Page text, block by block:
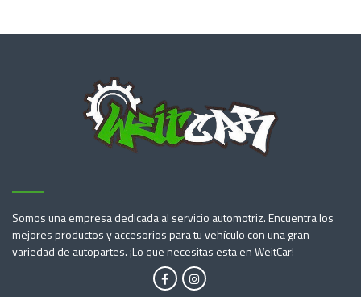
Somos una empresa dedicada al servicio automotriz. Encuentra los
mejores productos y accesorios para tu vehículo con una gran
variedad de autopartes. ¡Lo que necesitas esta en WeitCar!